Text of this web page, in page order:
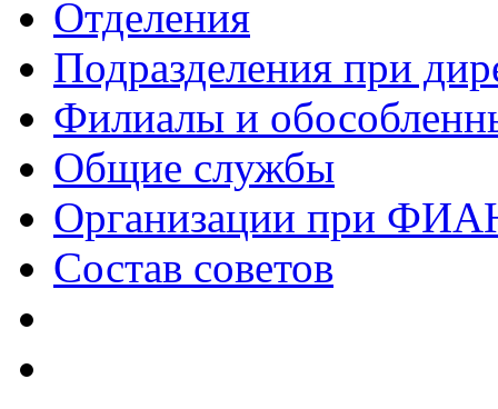
Отделения
Подразделения при
Филиалы и
Общие службы
Организации при
Состав советов